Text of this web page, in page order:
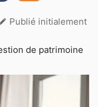
Publié initialement
de patrimoine